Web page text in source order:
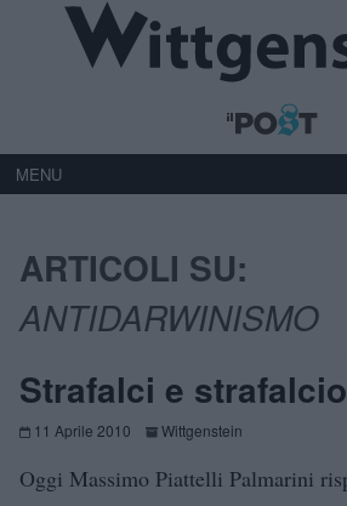
MENU
ARTICOLI SU:
ANTIDARWINISMO
Strafalci e
11 Aprile 2010 Wittgenstein
Oggi Massimo Piattelli Palmarini